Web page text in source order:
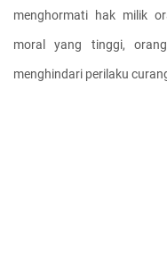
menghormati hak milik
moral yang tinggi,
menghindari perilaku